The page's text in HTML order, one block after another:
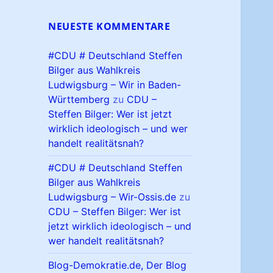
NEUESTE KOMMENTARE
#CDU # Deutschland Steffen
Bilger aus Wahlkreis
Ludwigsburg – Wir in Baden-
Württemberg zu CDU –
Steffen Bilger: Wer ist jetzt
wirklich ideologisch – und wer
handelt realitätsnah?
#CDU # Deutschland Steffen
Bilger aus Wahlkreis
Ludwigsburg – Wir-Ossis.de zu
CDU – Steffen Bilger: Wer ist
jetzt wirklich ideologisch – und
wer handelt realitätsnah?
Blog-Demokratie.de, Der Blog